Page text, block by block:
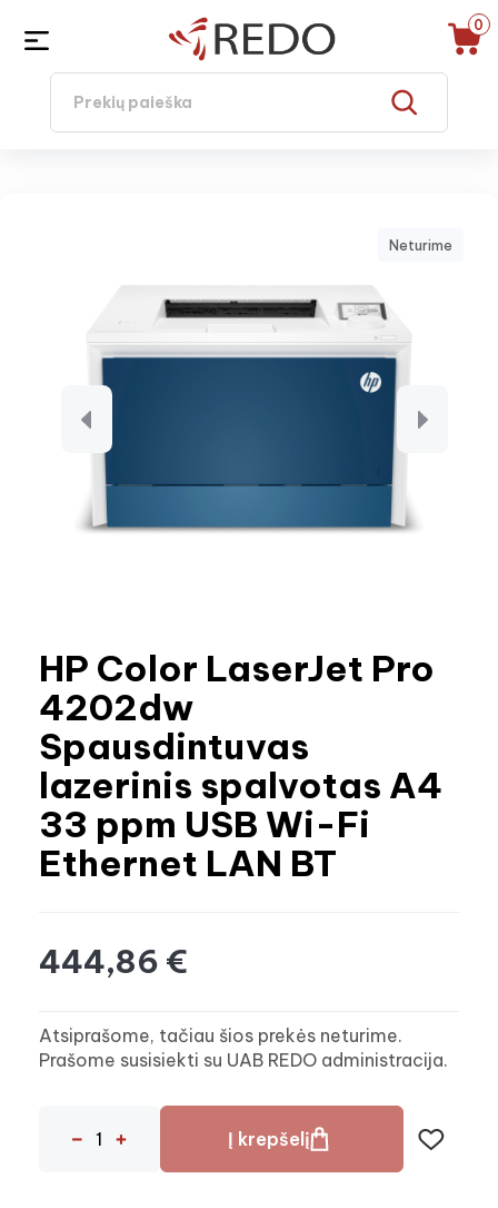
0
Neturime
HP Color LaserJet Pro
4202dw
Spausdintuvas
lazerinis spalvotas A4
33 ppm USB Wi-Fi
Ethernet LAN BT
444,86 €
Atsiprašome, tačiau šios prekės neturime.
Prašome susisiekti su UAB REDO administracija.
Į krepšelį